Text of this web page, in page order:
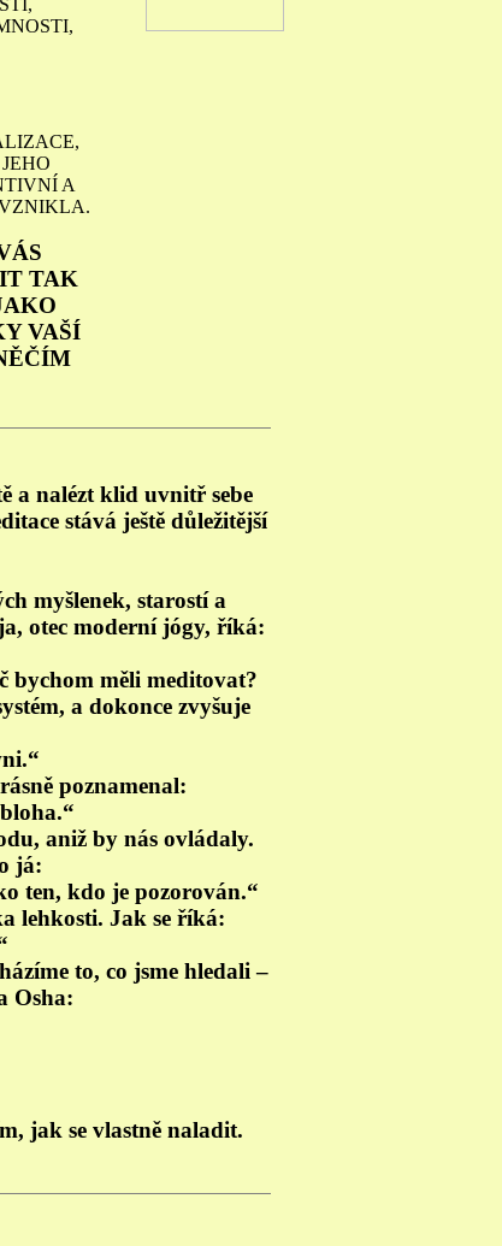
A
TAK
VAŠÍ
a nalézt klid uvnitř sebe
stává ještě důležitější
myšlenek, starostí a
otec moderní jógy, říká:
bychom měli meditovat?
a dokonce zvyšuje
poznamenal:
aniž by nás ovládaly.
já:
ten, kdo je pozorován.“
lehkosti. Jak se říká:
to, co jsme hledali –
Osha:
jak se vlastně naladit.